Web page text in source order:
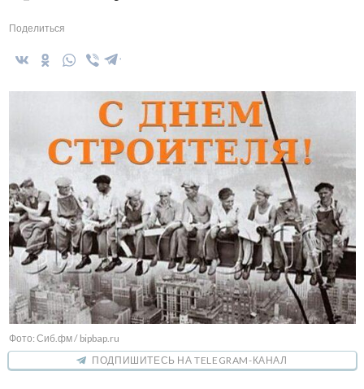
Поделиться
Фото: Сиб.фм / bipbap.ru
ПОДПИШИТЕСЬ НА TELEGRAM-КАНАЛ